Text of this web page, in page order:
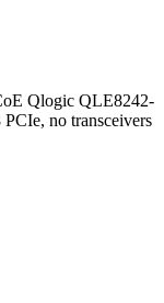
Qlogic QLE8242-
no transceivers